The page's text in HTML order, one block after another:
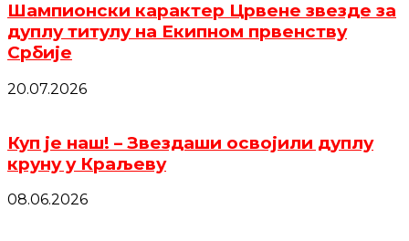
Шампионски карактер Црвене звезде за
дуплу титулу на Екипном првенству
Србије
20.07.2026
Куп је наш! – Звездаши освојили дуплу
круну у Краљеву
08.06.2026